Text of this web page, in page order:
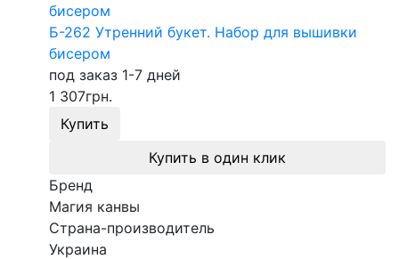
Б-262 Утренний букет. Набор для вышивки
бисером
под заказ 1-7 дней
1 307грн.
Купить
Купить в один клик
Бренд
Магия канвы
Страна-производитель
Украина